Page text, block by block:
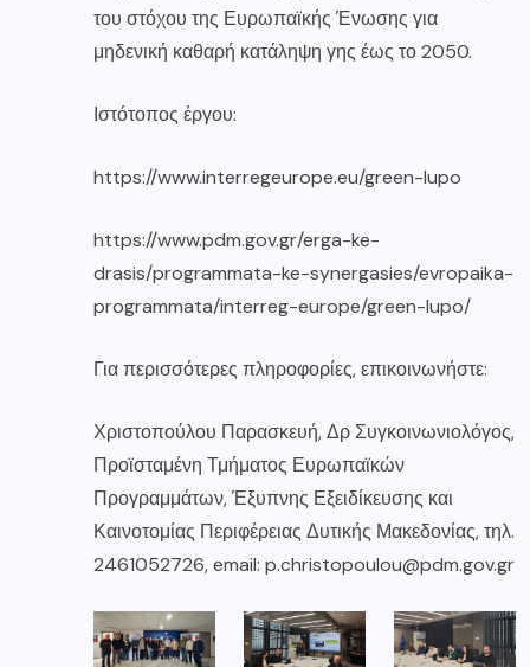
του στόχου της Ευρωπαϊκής Ένωσης για
μηδενική καθαρή κατάληψη γης έως το 2050.
Ιστότοπος έργου:
https://www.interregeurope.eu/green-lupo
https://www.pdm.gov.gr/erga-ke-
drasis/programmata-ke-synergasies/evropaika-
programmata/interreg-europe/green-lupo/
Για περισσότερες πληροφορίες, επικοινωνήστε:
Χριστοπούλου Παρασκευή, Δρ Συγκοινωνιολόγος,
Προϊσταμένη Τμήματος Ευρωπαϊκών
Προγραμμάτων, Έξυπνης Εξειδίκευσης και
Καινοτομίας Περιφέρειας Δυτικής Μακεδονίας, τηλ.
2461052726, email: p.christopoulou@pdm.gov.gr